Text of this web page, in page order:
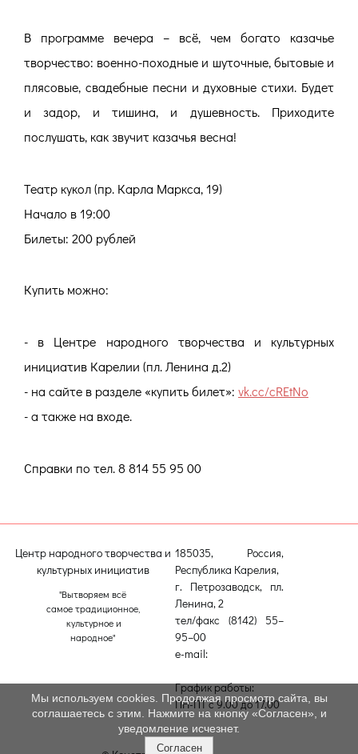
В программе вечера – всё, чем богато казачье
творчество: военно-походные и шуточные, бытовые и
плясовые, свадебные песни и духовные стихи. Будет
и задор, и тишина, и душевность. Приходите
послушать, как звучит казачья весна!
Театр кукол (пр. Карла Маркса, 19)
Начало в 19:00
Билеты: 200 рублей
Купить можно:
- в Центре народного творчества и культурных
инициатив Карелии (пл. Ленина д.2)
- на сайте в разделе «купить билет»: vk.cc/cREtNo
- а также на входе.
Справки по тел. 8 814 55 95 00
Центр народного творчества и
культурных инициатив
"Вытворяем всё
самое традиционное,
культурное и
народное"
185035, Россия,
Республика Карелия,
г. Петрозаводск, пл.
Ленина, 2
тел/факс (8142) 55–
95–00
e-mail:
График работы:
ПН-ПТ с 9.00 до 17.00
Мы используем cookies. Продолжая просмотр сайта, вы
соглашаетесь с этим. Нажмите на кнопку «Согласен», и
уведомление исчезнет.
Согласен